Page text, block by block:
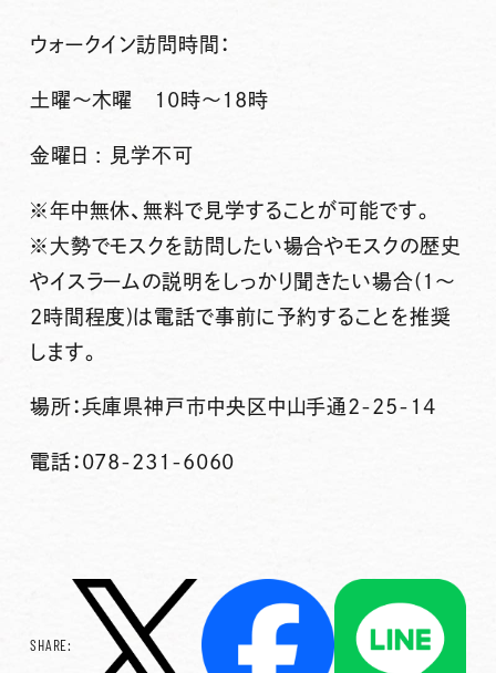
ウォークイン訪問時間：
土曜〜木曜 10時〜18時
金曜日 : 見学不可
※年中無休、無料で見学することが可能です。
※大勢でモスクを訪問したい場合やモスクの歴史
やイスラームの説明をしっかり聞きたい場合(1〜
2時間程度)は電話で事前に予約することを推奨
します。
場所：兵庫県神戸市中央区中山手通2-25-14
電話：078-231-6060
SHARE: